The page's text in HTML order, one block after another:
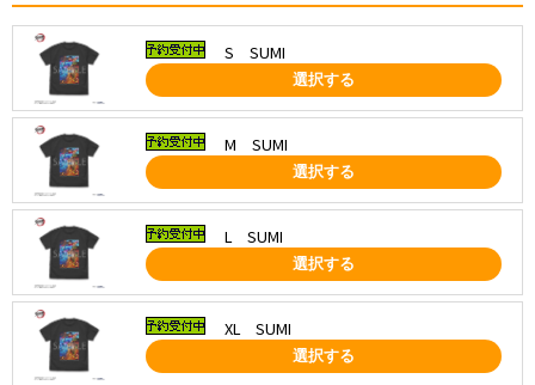
S SUMI
選択する
M SUMI
選択する
L SUMI
選択する
XL SUMI
選択する